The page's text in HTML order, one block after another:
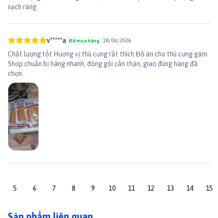
sạch răng
v*****a Đã mua hàng 18/06/2026
Chất lượng:tốt Hương vị:thú cưng rất thích Đồ ăn:cho thú cưng gặm
Shop chuẩn bị hàng nhanh, đóng gói cẩn thận, giao đúng hàng đã
chọn.
5 6 7 8 9 10 11 12 13 14 15